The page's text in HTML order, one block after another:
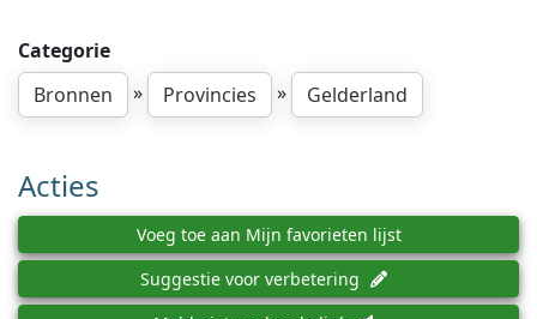
Categorie
Bronnen
» Provincies » Gelderland
Acties
Voeg toe aan Mijn favorieten lijst
Suggestie voor verbetering